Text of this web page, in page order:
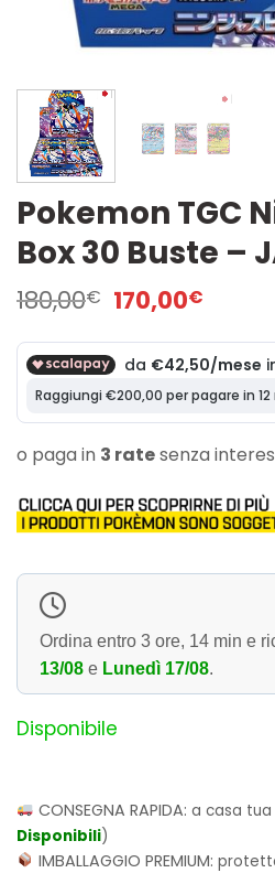
Pokemon TGC
Box 30 Buste –
180,00€ Il
prezzo
originale
era:
180,00€.
170,00€
è:
o paga in 3 ratesenza
Ordina entro 3 ore, 14 min e
13/08 e Lunedì 17/08.
Disponibile
CONSEGNA RAPIDA:a casa
Disponibili)
IMBALLAGGIO PREMIUM: